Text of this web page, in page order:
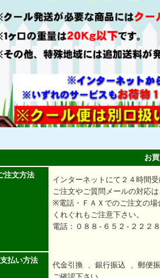
お
注文方法
インターネットにて２４時間受
ご注文やご質問メールの対応
※電話・ＦＡＸでのご注文の場
くれぐれもご注意下さい。
電話：０８８-６５２-２２２
払い方法
代金引換 、銀行振込 、郵便